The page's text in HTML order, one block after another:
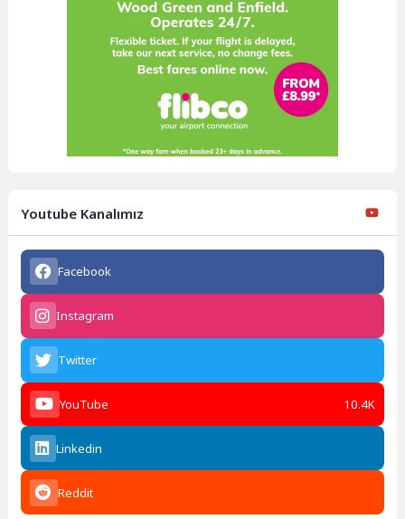
Youtube Kanalımız
Facebook
Instagram
Twitter
YouTube 10.4K
Linkedin
Reddit